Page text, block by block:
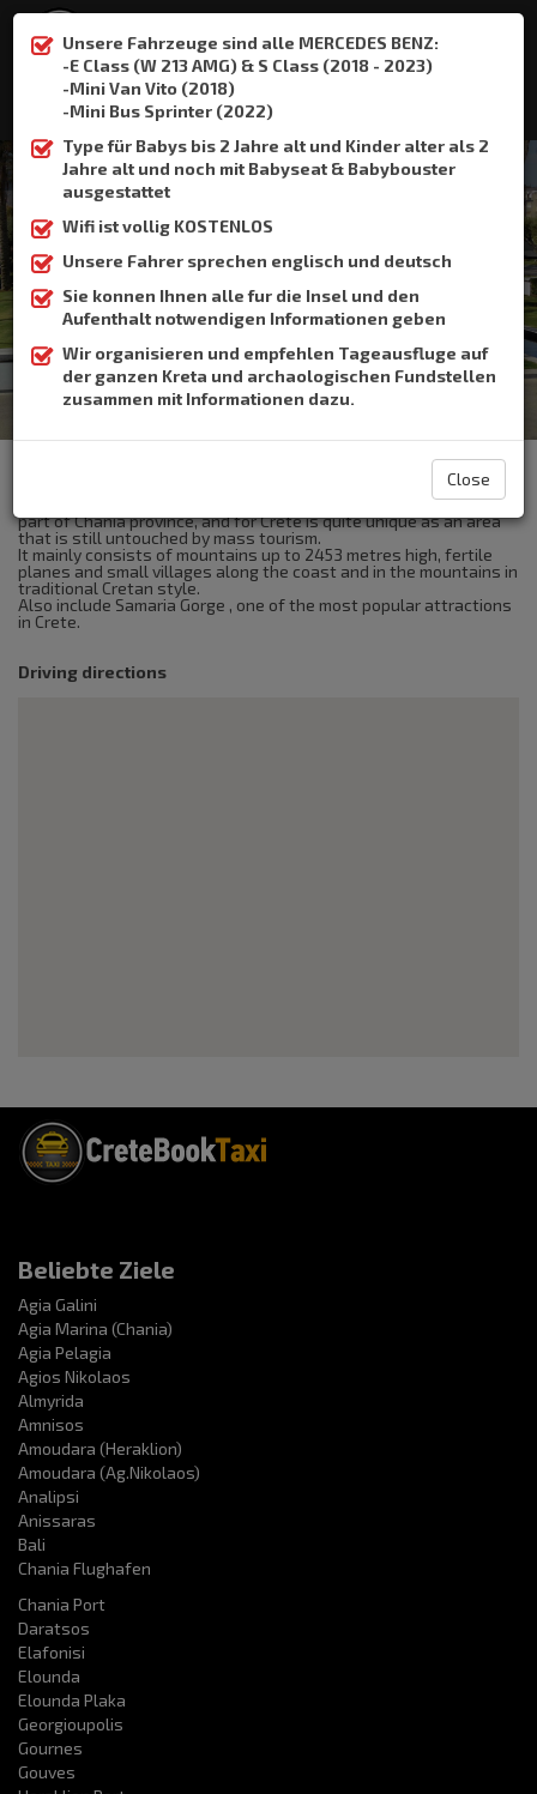
Unsere Fahrzeuge sind alle MERCEDES BENZ:
-E Class (W 213 AMG) & S Class (2018 - 2023)
-Mini Van Vito (2018)
-Mini Bus Sprinter (2022)
Type für Babys bis 2 Jahre alt und Kinder alter als 2
Jahre alt und noch mit Babyseat & Babybouster
ausgestattet
Wifi ist vollig KOSTENLOS
Unsere Fahrer sprechen englisch und deutsch
Sie konnen Ihnen alle fur die Insel und den
Aufenthalt notwendigen Informationen geben
Wir organisieren und empfehlen Tageausfluge auf
der ganzen Kreta und archaologischen Fundstellen
zusammen mit Informationen dazu.
Close
+306932337015
Sfakia
Home Sfakia
The region of Sfakia, in the southwest of the island of Crete, is
part of Chania province, and for Crete is quite unique as an area
that is still untouched by mass tourism.
It mainly consists of mountains up to 2453 metres high, fertile
planes and small villages along the coast and in the mountains in
traditional Cretan style.
Also include Samaria Gorge , one of the most popular attractions
in Crete.
Driving directions
Beliebte Ziele
Agia Galini
Agia Marina (Chania)
Agia Pelagia
Agios Nikolaos
Almyrida
Amnisos
Amoudara (Heraklion)
Amoudara (Ag.Nikolaos)
Analipsi
Anissaras
Bali
Chania Flughafen
Chania Port
Daratsos
Elafonisi
Elounda
Elounda Plaka
Georgioupolis
Gournes
Gouves